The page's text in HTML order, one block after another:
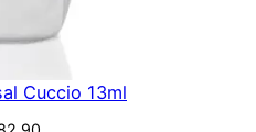
Cuccio 13ml